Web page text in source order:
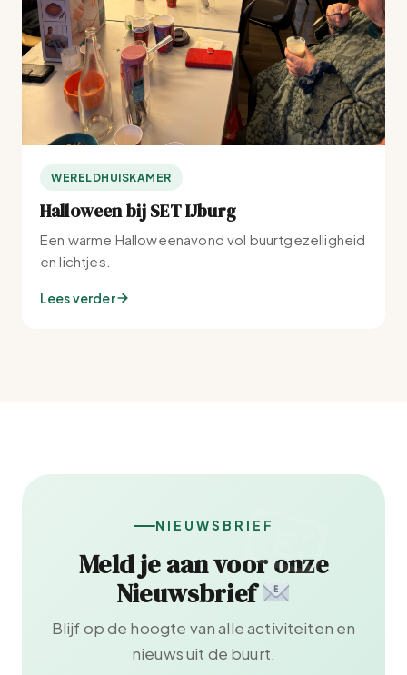
WERELDHUISKAMER
Halloween bij SET IJburg
Een warme Halloweenavond vol buurtgezelligheid
en lichtjes.
Lees verder
NIEUWSBRIEF
Meld je aan voor onze
Nieuwsbrief
Blijf op de hoogte van alle activiteiten en
nieuws uit de buurt.